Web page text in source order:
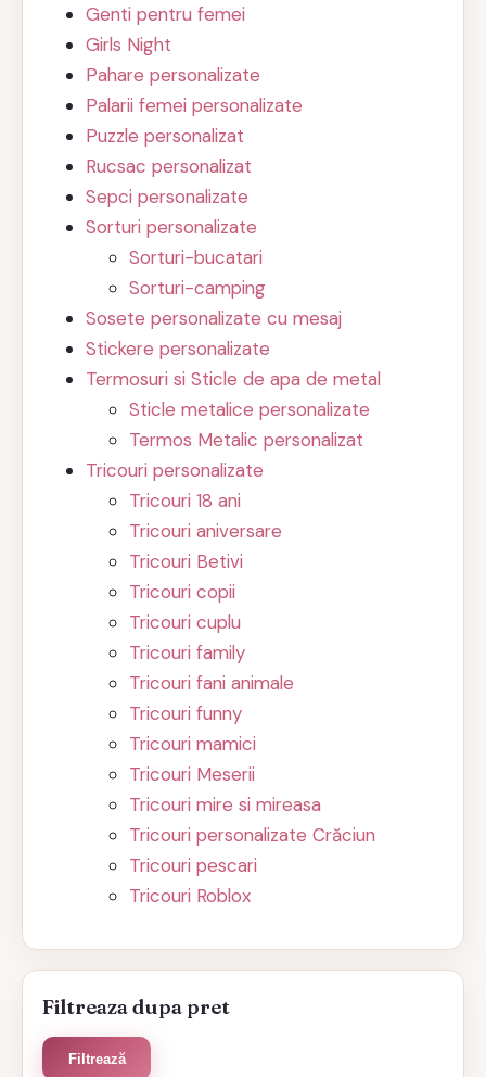
Genti pentru femei
Girls Night
Pahare personalizate
Palarii femei personalizate
Puzzle personalizat
Rucsac personalizat
Sepci personalizate
Sorturi personalizate
Sorturi-bucatari
Sorturi-camping
Sosete personalizate cu mesaj
Stickere personalizate
Termosuri si Sticle de apa de metal
Sticle metalice personalizate
Termos Metalic personalizat
Tricouri personalizate
Tricouri 18 ani
Tricouri aniversare
Tricouri Betivi
Tricouri copii
Tricouri cuplu
Tricouri family
Tricouri fani animale
Tricouri funny
Tricouri mamici
Tricouri Meserii
Tricouri mire si mireasa
Tricouri personalizate Crăciun
Tricouri pescari
Tricouri Roblox
Filtreaza dupa pret
Preț
PrețFiltrează